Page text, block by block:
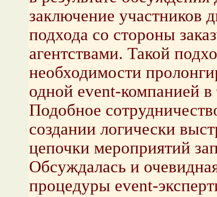
заключение участников
подхода со стороны
агентствами. Такой
необходимости
одной event-компанией в
Подобное
создании логически
цепочки мероприятий
Обсуждалась и
процедуры event-